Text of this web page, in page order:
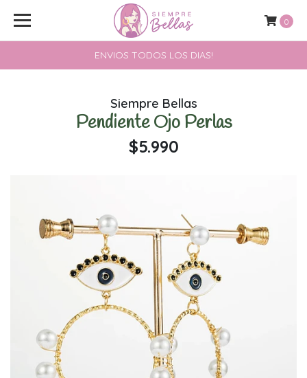
ENVIOS TODOS LOS DIAS!
0
Siempre Bellas
Pendiente Ojo Perlas
$5.990